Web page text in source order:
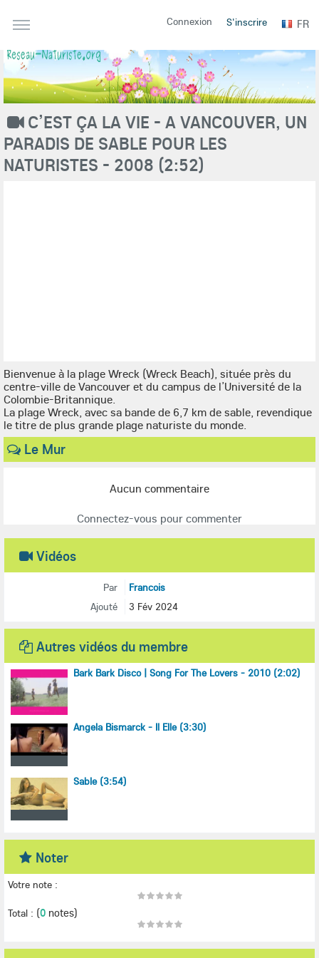
Connexion S'inscrire FR
C’EST ÇA LA VIE - A VANCOUVER, UN
PARADIS DE SABLE POUR LES
NATURISTES - 2008 (2:52)
Bienvenue à la plage Wreck (Wreck Beach), située près du
centre-ville de Vancouver et du campus de l’Université de la
Colombie-Britannique.
La plage Wreck, avec sa bande de 6,7 km de sable, revendique
le titre de plus grande plage naturiste du monde.
Le Mur
Aucun commentaire
Connectez-vous pour commenter
Vidéos
Par
Francois
Ajouté
3 Fév 2024
Autres vidéos du membre
Bark Bark Disco | Song For The Lovers - 2010 (2:02)
Angela Bismarck - Il Elle (3:30)
Sable (3:54)
Noter
Votre note :
Total : (0 notes)